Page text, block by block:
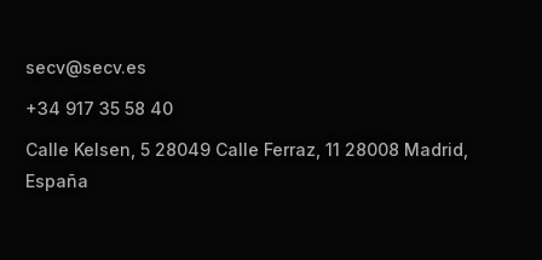
secv@secv.es
+34 917 35 58 40
Calle Kelsen, 5 28049 Calle Ferraz, 11 28008 Madrid,
España